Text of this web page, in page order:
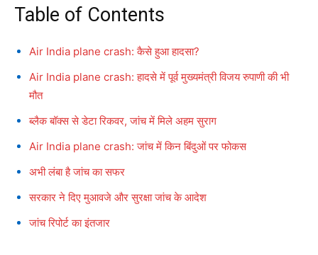
Table of Contents
Air India plane crash: कैसे हुआ हादसा?
Air India plane crash: हादसे में पूर्व मुख्यमंत्री विजय रुपाणी की भी
मौत
ब्लैक बॉक्स से डेटा रिकवर, जांच में मिले अहम सुराग
Air India plane crash: जांच में किन बिंदुओं पर फोकस
अभी लंबा है जांच का सफर
सरकार ने दिए मुआवजे और सुरक्षा जांच के आदेश
जांच रिपोर्ट का इंतजार